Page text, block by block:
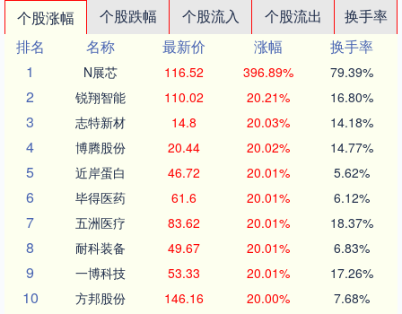
个股涨幅 个股跌幅 个股流入 个股流出
换手率
排名
名称 最新价 涨幅
换手率
1
N展芯 116.52 396.89% 79.39%
2 锐翔智能 110.02 20.21% 16.80%
3 志特新材 14.8 20.03% 14.18%
4 博腾股份 20.44 20.02% 14.77%
5 近岸蛋白 46.72 20.01% 5.62%
6 毕得医药 61.6 20.01% 6.12%
7 五洲医疗 83.62 20.01% 18.37%
8 耐科装备 49.67 20.01% 6.83%
9 一博科技 53.33 20.01% 17.26%
10 方邦股份 146.16 20.00% 7.68%